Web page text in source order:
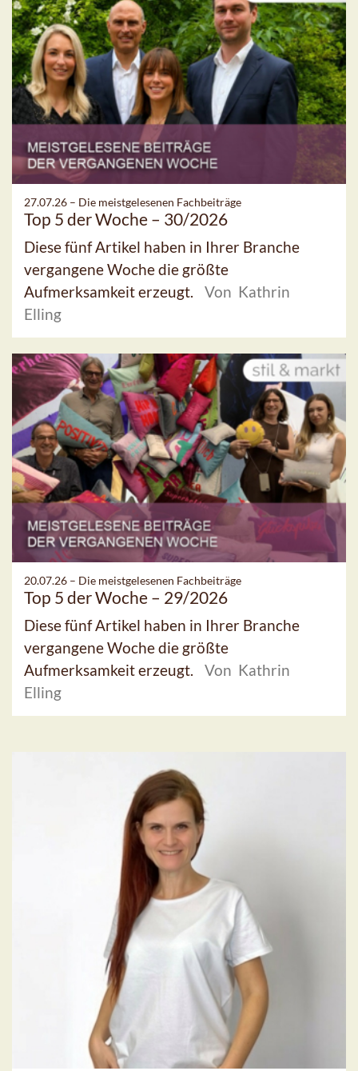
27.07.26 – Die meistgelesenen Fachbeiträge
Top 5 der Woche – 30/2026
Diese fünf Artikel haben in Ihrer Branche
vergangene Woche die größte
Aufmerksamkeit erzeugt.
Von Kathrin
Elling
20.07.26 – Die meistgelesenen Fachbeiträge
Top 5 der Woche – 29/2026
Diese fünf Artikel haben in Ihrer Branche
vergangene Woche die größte
Aufmerksamkeit erzeugt.
Von Kathrin
Elling